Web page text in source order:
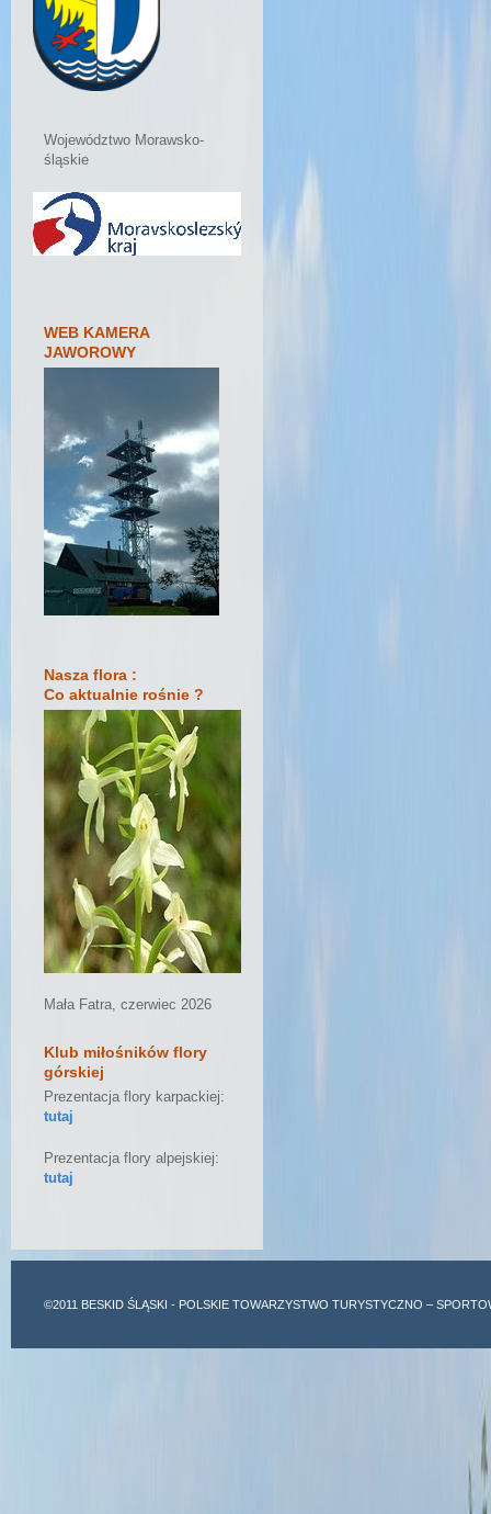
Województwo Morawsko-
śląskie
WEB KAMERA
JAWOROWY
Nasza flora :
Co aktualnie rośnie ?
Mała Fatra, czerwiec 2026
Klub miłośników flory
górskiej
Prezentacja flory karpackiej:
tutaj
Prezentacja flory alpejskiej:
tutaj
©2011 BESKID ŚLĄSKI - POLSKIE TOWARZYSTWO TURYSTYCZNO –